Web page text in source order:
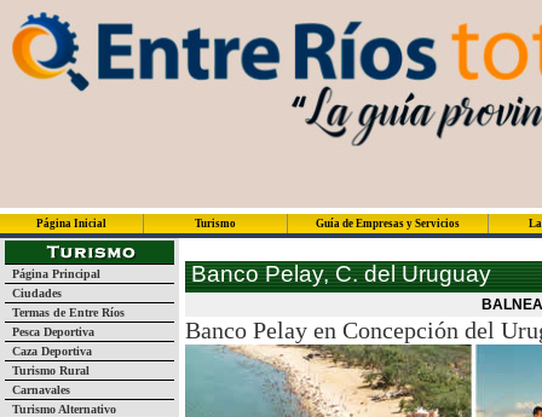
Página Inicial Turismo Guía de Empresas y Servicios
Página Principal
Ciudades
Termas de Entre Ríos
Pesca Deportiva
Caza Deportiva
Turismo Rural
Carnavales
Turismo Alternativo
Banco Pelay, C. del Uruguay
Banco Pelay en Concepción del